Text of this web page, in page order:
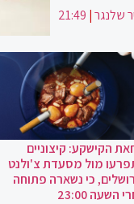
שלנגר|
21:49
הקישקע: קיצוניים
מול מסעדת צ'ולנט
כי נשארה פתוחה
השעה 23:00